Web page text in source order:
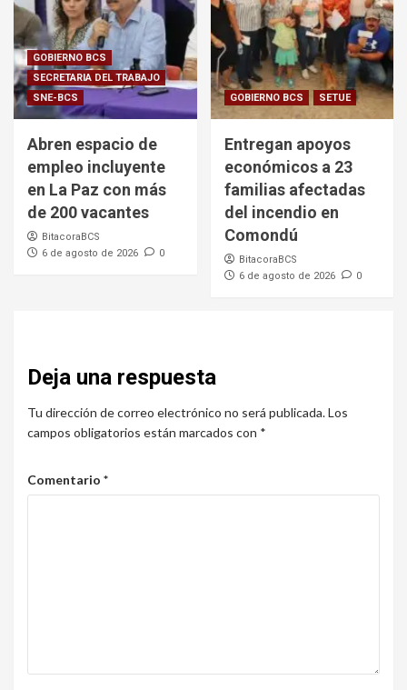
GOBIERNO BCS
SECRETARIA DEL TRABAJO
SNE-BCS
Abren espacio de
empleo incluyente
en La Paz con más
de 200 vacantes
BitacoraBCS
6 de agosto de 2026
0
GOBIERNO BCS SETUE
Entregan apoyos
económicos a 23
familias afectadas
del incendio en
Comondú
BitacoraBCS
6 de agosto de 2026
0
Deja una respuesta
Tu dirección de correo electrónico no será publicada.Los
campos obligatorios están marcados con *
Comentario *